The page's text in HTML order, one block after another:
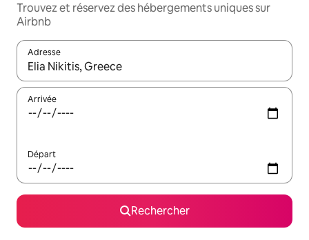
Trouvez et réservez des hébergements uniques sur
Airbnb
Adresse
Lorsque les résultats s'affichent, utilisez les flèches vers le
Arrivée
Départ
Rechercher